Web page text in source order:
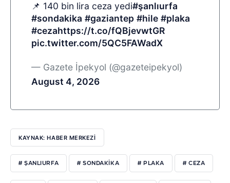
📌 140 bin lira ceza yedi#şanlıurfa
#sondakika #gaziantep #hile #plaka
#cezahttps://t.co/fQBjevwtGR
pic.twitter.com/5QC5FAWadX
— Gazete İpekyol (@gazeteipekyol)
August 4, 2026
KAYNAK: HABER MERKEZİ
# ŞANLIURFA # SONDAKIKA # PLAKA # CEZA